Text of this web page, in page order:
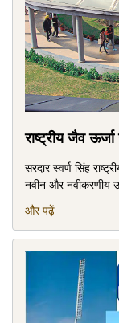
राष्‍ट्रीय जैव
सरदार स्‍वर्ण सिंह
नवीन और नवीकरणीय
और पढ़ें